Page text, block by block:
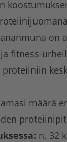
on
fitness-
määrä
n. 32